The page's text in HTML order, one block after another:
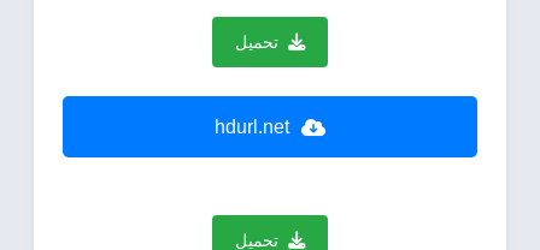
تحميل
hdurl.net
تحميل